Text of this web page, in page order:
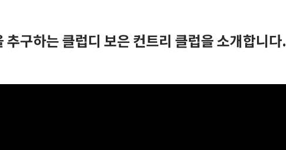
추구하는 클럽디 보은 컨트리 클럽을 소개합니다.